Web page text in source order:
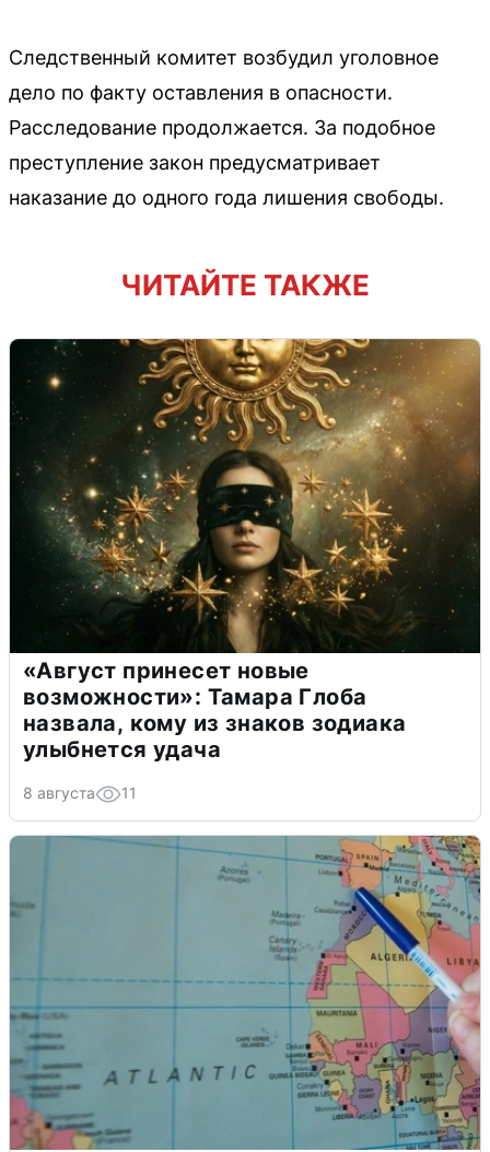
Следственный комитет возбудил уголовное
дело по факту оставления в опасности.
Расследование продолжается. За подобное
преступление закон предусматривает
наказание до одного года лишения свободы.
ЧИТАЙТЕ ТАКЖЕ
«Август принесет новые
возможности»: Тамара Глоба
назвала, кому из знаков зодиака
улыбнется удача
8 августа 11